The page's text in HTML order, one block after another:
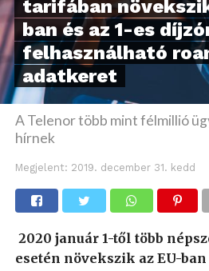
tarifában
ban és az 1-es
felhasználható
adatkeret
A Telenor több mint félmillió
hírnek
Megjelent: 2019. december 31. kedd
2020 január 1-től több
esetén növekszik az EU-ban